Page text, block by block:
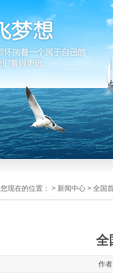
您现在的位置： > 新闻中心 > 全国
全
作